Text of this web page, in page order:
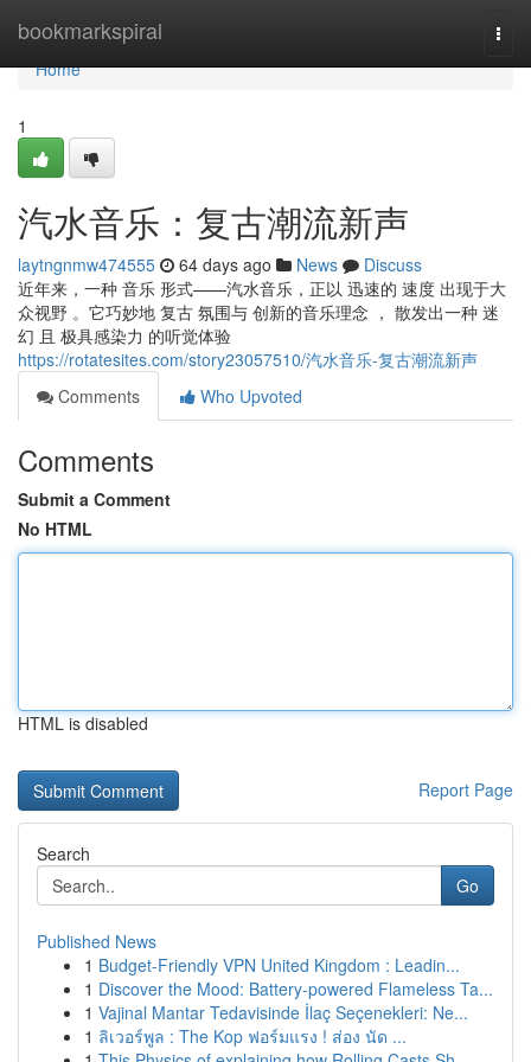
bookmarkspiral
Home
Home
1
汽水音乐：复古潮流新声
laytngnmw474555 64 days ago News
Discuss
近年来，一种 音乐 形式——汽水音乐，正以 迅速的 速度 出现于大
众视野 。它巧妙地 复古 氛围与 创新的音乐理念 ， 散发出一种 迷
幻 且 极具感染力 的听觉体验
https://rotatesites.com/story23057510/汽水音乐-复古潮流新声
Comments
Who Upvoted
Comments
Submit a Comment
No HTML
HTML is disabled
Report Page
Search
Go
Published News
1 Budget-Friendly VPN United Kingdom : Leadin...
1 Discover the Mood: Battery-powered Flameless Ta...
1 Vajinal Mantar Tedavisinde İlaç Seçenekleri: Ne...
1 ลิเวอร์พูล : The Kop ฟอร์มแรง ! ส่อง นัด ...